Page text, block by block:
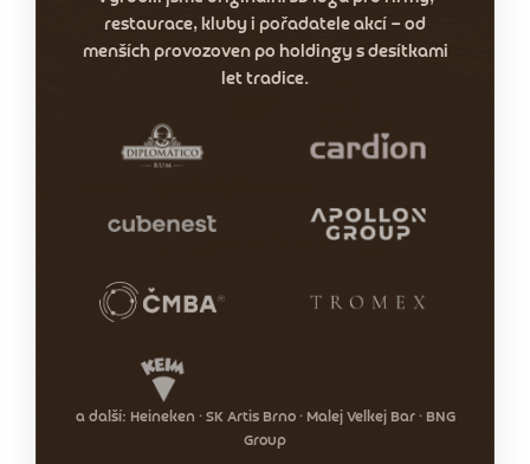
restaurace, kluby i pořadatele akcí — od
menších provozoven po holdingy s desítkami
let tradice.
a další: Heineken · SK Artis Brno · Malej Velkej Bar · BNG
Group